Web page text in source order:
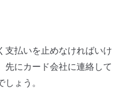
支払いを止めなければいけ
先にカード会社に連絡して
ょう。